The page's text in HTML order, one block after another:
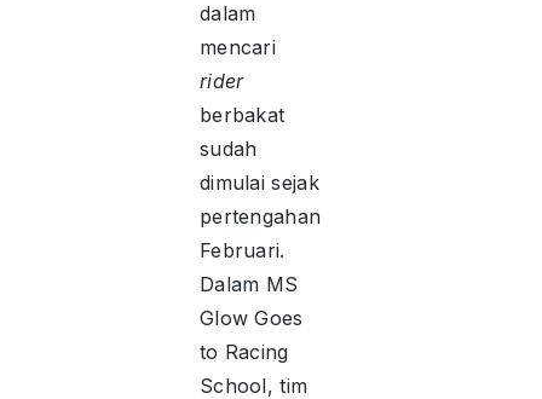
dalam
mencari
rider
berbakat
sudah
dimulai sejak
pertengahan
Februari.
Dalam MS
Glow Goes
to Racing
School, tim